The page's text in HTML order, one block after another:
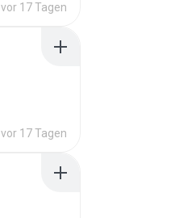
vor 17 Tagen
vor 17 Tagen